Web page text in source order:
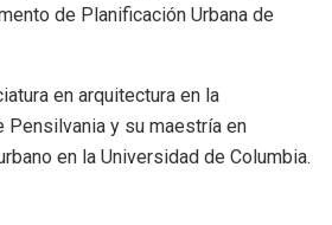
de Planificación Urbana de
en arquitectura en la
Pensilvania y su maestría en
en la Universidad de Columbia.